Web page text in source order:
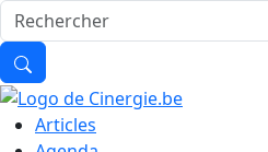
Articles